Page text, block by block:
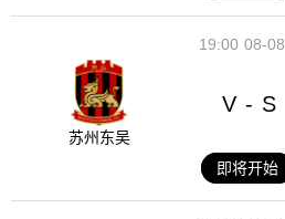
08-08
19:00
苏州东吴
V - S
即将开始